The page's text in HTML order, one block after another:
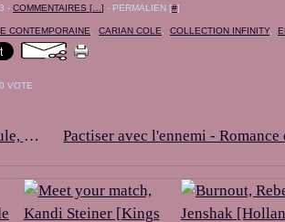
- COMMENTAIRES [ ] - PERMALIEN [#]
CONTEMPORAINE CARIAN COLE COLLECTION INFINITY,
0 VOTE
Le serpent et la mule, Marina M.L.